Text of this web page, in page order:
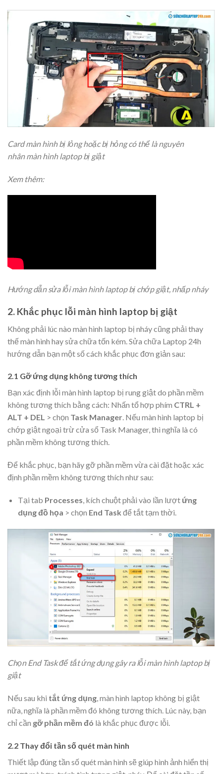
Card màn hình bị lỏng hoặc bị hỏng có thể là nguyên
nhân màn hình laptop bị giật
Xem thêm:
Hướng dẫn sửa lỗi màn hình laptop bị chớp giật, nhấp nháy
2. Khắc phục lỗi màn hình laptop bị giật
Không phải lúc nào màn hình laptop bị nháy cũng phải thay
thế màn hình hay sửa chữa tốn kém. Sửa chữa Laptop 24h
hướng dẫn bạn một số cách khắc phục đơn giản sau:
2.1 Gỡ ứng dụng không tương thích
Bạn xác định lỗi màn hình laptop bị rung giật do phần mềm
không tương thích bằng cách: Nhấn tổ hợp phím CTRL +
ALT + DEL > chọn Task Manager. Nếu màn hình laptop bị
chớp giật ngoại trừ cửa sổ Task Manager, thì nghĩa là có
phần mềm không tương thích.
Để khắc phục, bạn hãy gỡ phần mềm vừa cài đặt hoặc xác
định phần mềm không tương thích như sau:
Tại tab Processes, kích chuột phải vào lần lượt ứng
dụng đồ họa > chọn End Task để tắt tạm thời.
Chọn End Task để tắt ứng dụng gây ra lỗi màn hình laptop bị
giật
Nếu sau khi tắt ứng dụng, màn hình laptop không bị giật
nữa, nghĩa là phần mềm đó không tương thích. Lúc này, bạn
chỉ cần gỡ phần mềm đó là khắc phục được lỗi.
2.2 Thay đổi tần số quét màn hình
Thiết lập đúng tần số quét màn hình sẽ giúp hình ảnh hiển thị